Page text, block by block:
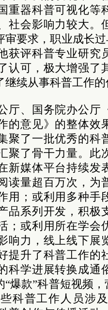
重器科普可视化等
社会影响力较大。
审要求，职业成长
获评科普专业研究
认可，极大增强了
继续从事科普工作
厅、国务院办公厅
的意见》的整体效
聚了一批优秀的科
聚了骨干力量。此
新媒体平台持续发
读量超百万次，为
用；或利用多种手
品系列开发，积极
；或利用所在学会
响力，线上线下展
提升了科普工作的
科学进展转换成通
“爆款”科普短视频
科普工作人员涉